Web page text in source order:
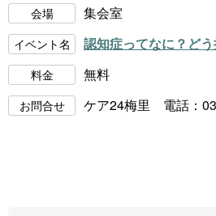
会場 集会室
イベント名 認知症ってなに？ど
料金 無料
お問合せ ケア24梅里 電話：